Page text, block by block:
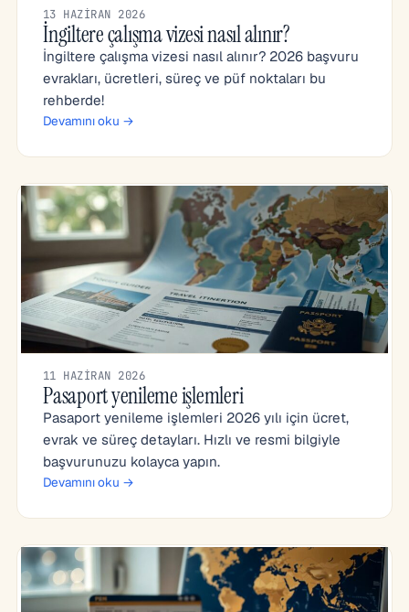
13 HAZIRAN 2026
İngiltere çalışma vizesi nasıl alınır?
İngiltere çalışma vizesi nasıl alınır? 2026 başvuru
evrakları, ücretleri, süreç ve püf noktaları bu
rehberde!
Devamını oku →
11 HAZIRAN 2026
Pasaport yenileme işlemleri
Pasaport yenileme işlemleri 2026 yılı için ücret,
evrak ve süreç detayları. Hızlı ve resmi bilgiyle
başvurunuzu kolayca yapın.
Devamını oku →